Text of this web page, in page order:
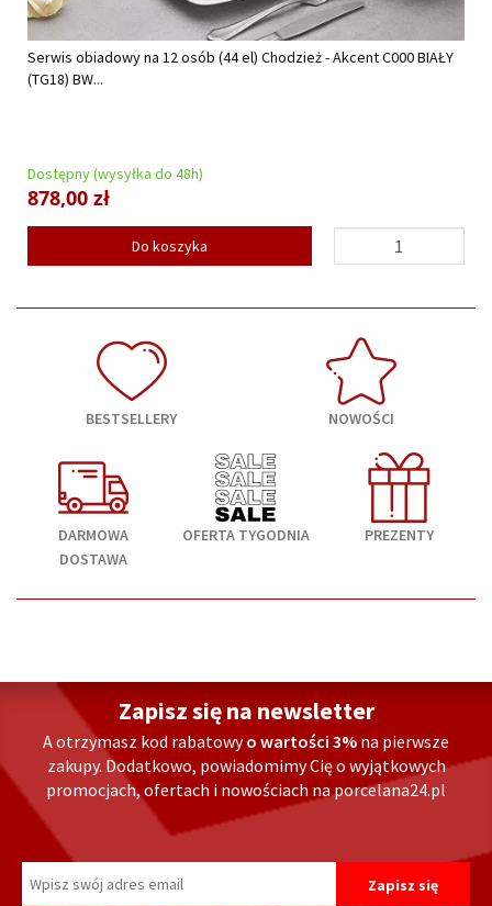
Serwis obiadowy na 12 osób (44 el) Chodzież - Akcent C000 BIAŁY
(TG18) BW...
Dostępny (wysyłka do 48h)
878,00 zł
Do koszyka
BESTSELLERY NOWOŚCI
DARMOWA
DOSTAWA
OFERTA TYGODNIA PREZENTY
Zapisz się na newsletter
A otrzymasz kod rabatowyo wartości 3% na pierwsze
zakupy. Dodatkowo, powiadomimy Cię o wyjątkowych
promocjach, ofertach i nowościach na porcelana24.pl